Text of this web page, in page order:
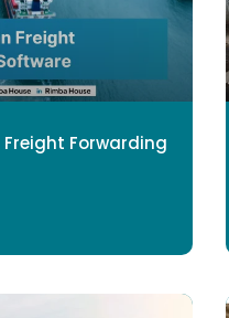
Forwarding